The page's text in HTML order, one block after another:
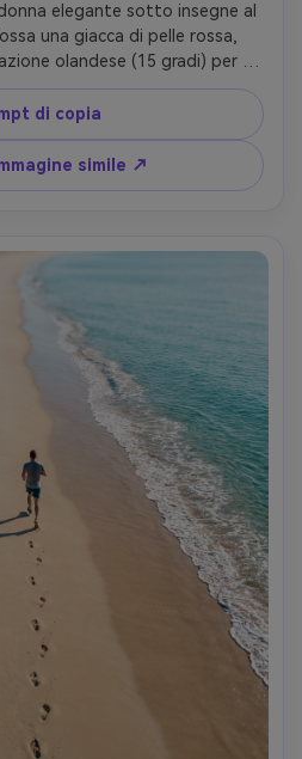
elegante sotto insegne al
una giacca di pelle rossa,
olandese (15 gradi) per
di strada bagnata, luci bokeh
X-T5, obiettivo da 35 mm,
cinematografico, fotorealistico,
Grado di colore- -ar 4:5
di copia
simile ↗